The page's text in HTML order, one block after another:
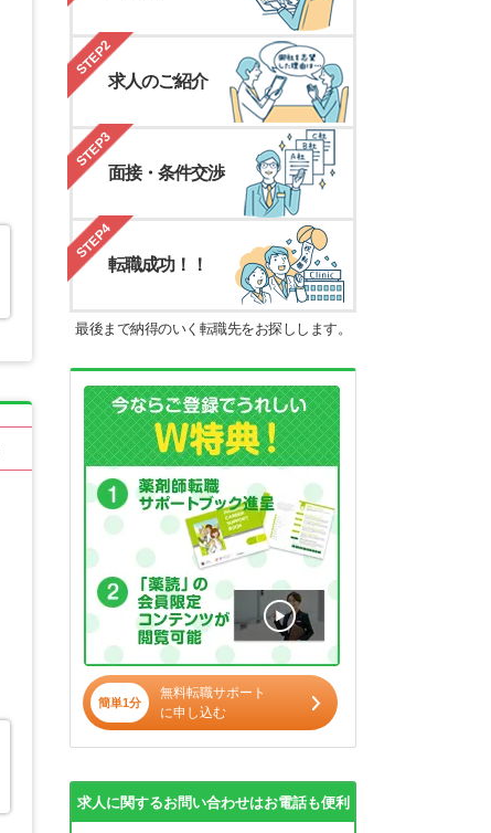
STEP2
求人のご紹介
STEP3
面接・条件交渉
STEP4
転職成功！！
最後まで納得のいく転職先をお探しします。
簡単1分
無料転職サポート
に申し込む
求人に関するお問い合わせはお電話も便利